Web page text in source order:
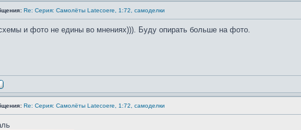
Re: Серия: Самолёты Latecoere, 1:72, самоделки
и фото не едины во мнениях))). Буду опирать больше на фото.
Re: Серия: Самолёты Latecoere, 1:72, самоделки